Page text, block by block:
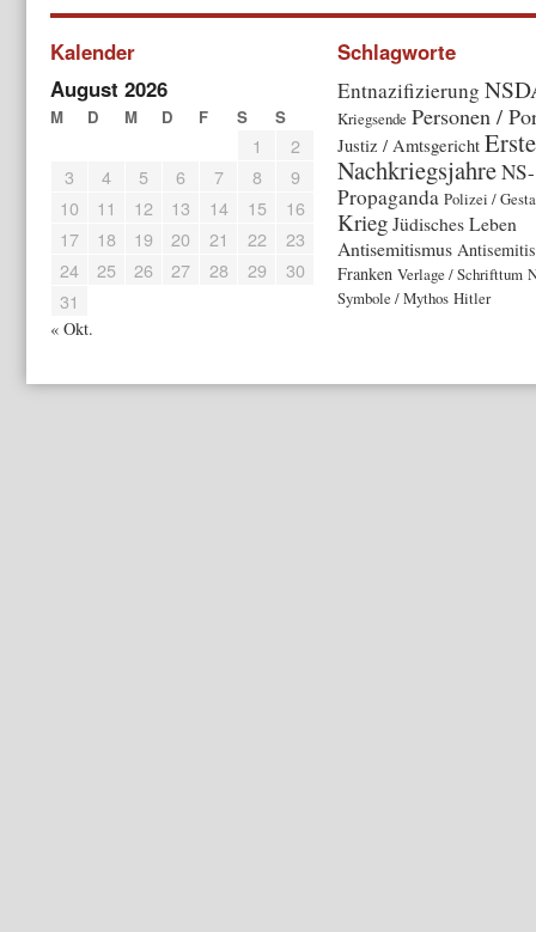
Kalender
August 2026
M D M D F S S
1
2
3
4 5 6 7 8
9
10
11 12 13 14 15
16
17
18 19 20 21 22
23
24
25 26 27 28 29
30
31
« Okt.
Schlagworte
Entnazifizierung
Kriegsende Personen /
Justiz / Amtsgericht Erste
NachkriegsjahreNS-
Propaganda Polizei /
KriegJüdisches Leben
Antisemitismus
Franken Verlage / Schrifttum
Symbole / Mythos Hitler